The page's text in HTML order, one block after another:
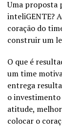
Uma proposta
inteliGENTE?
coração do
construir um
O que é
um time
entrega
o investimento
atitude,
colocar o